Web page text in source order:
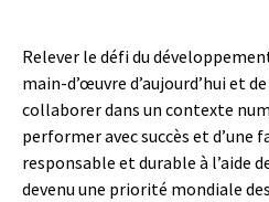
Relever le défi du
main-d’œuvre d’aujourd’hui et
collaborer dans un contexte
performer avec succès et d’une
responsable et durable à l’aide
devenu une priorité mondiale